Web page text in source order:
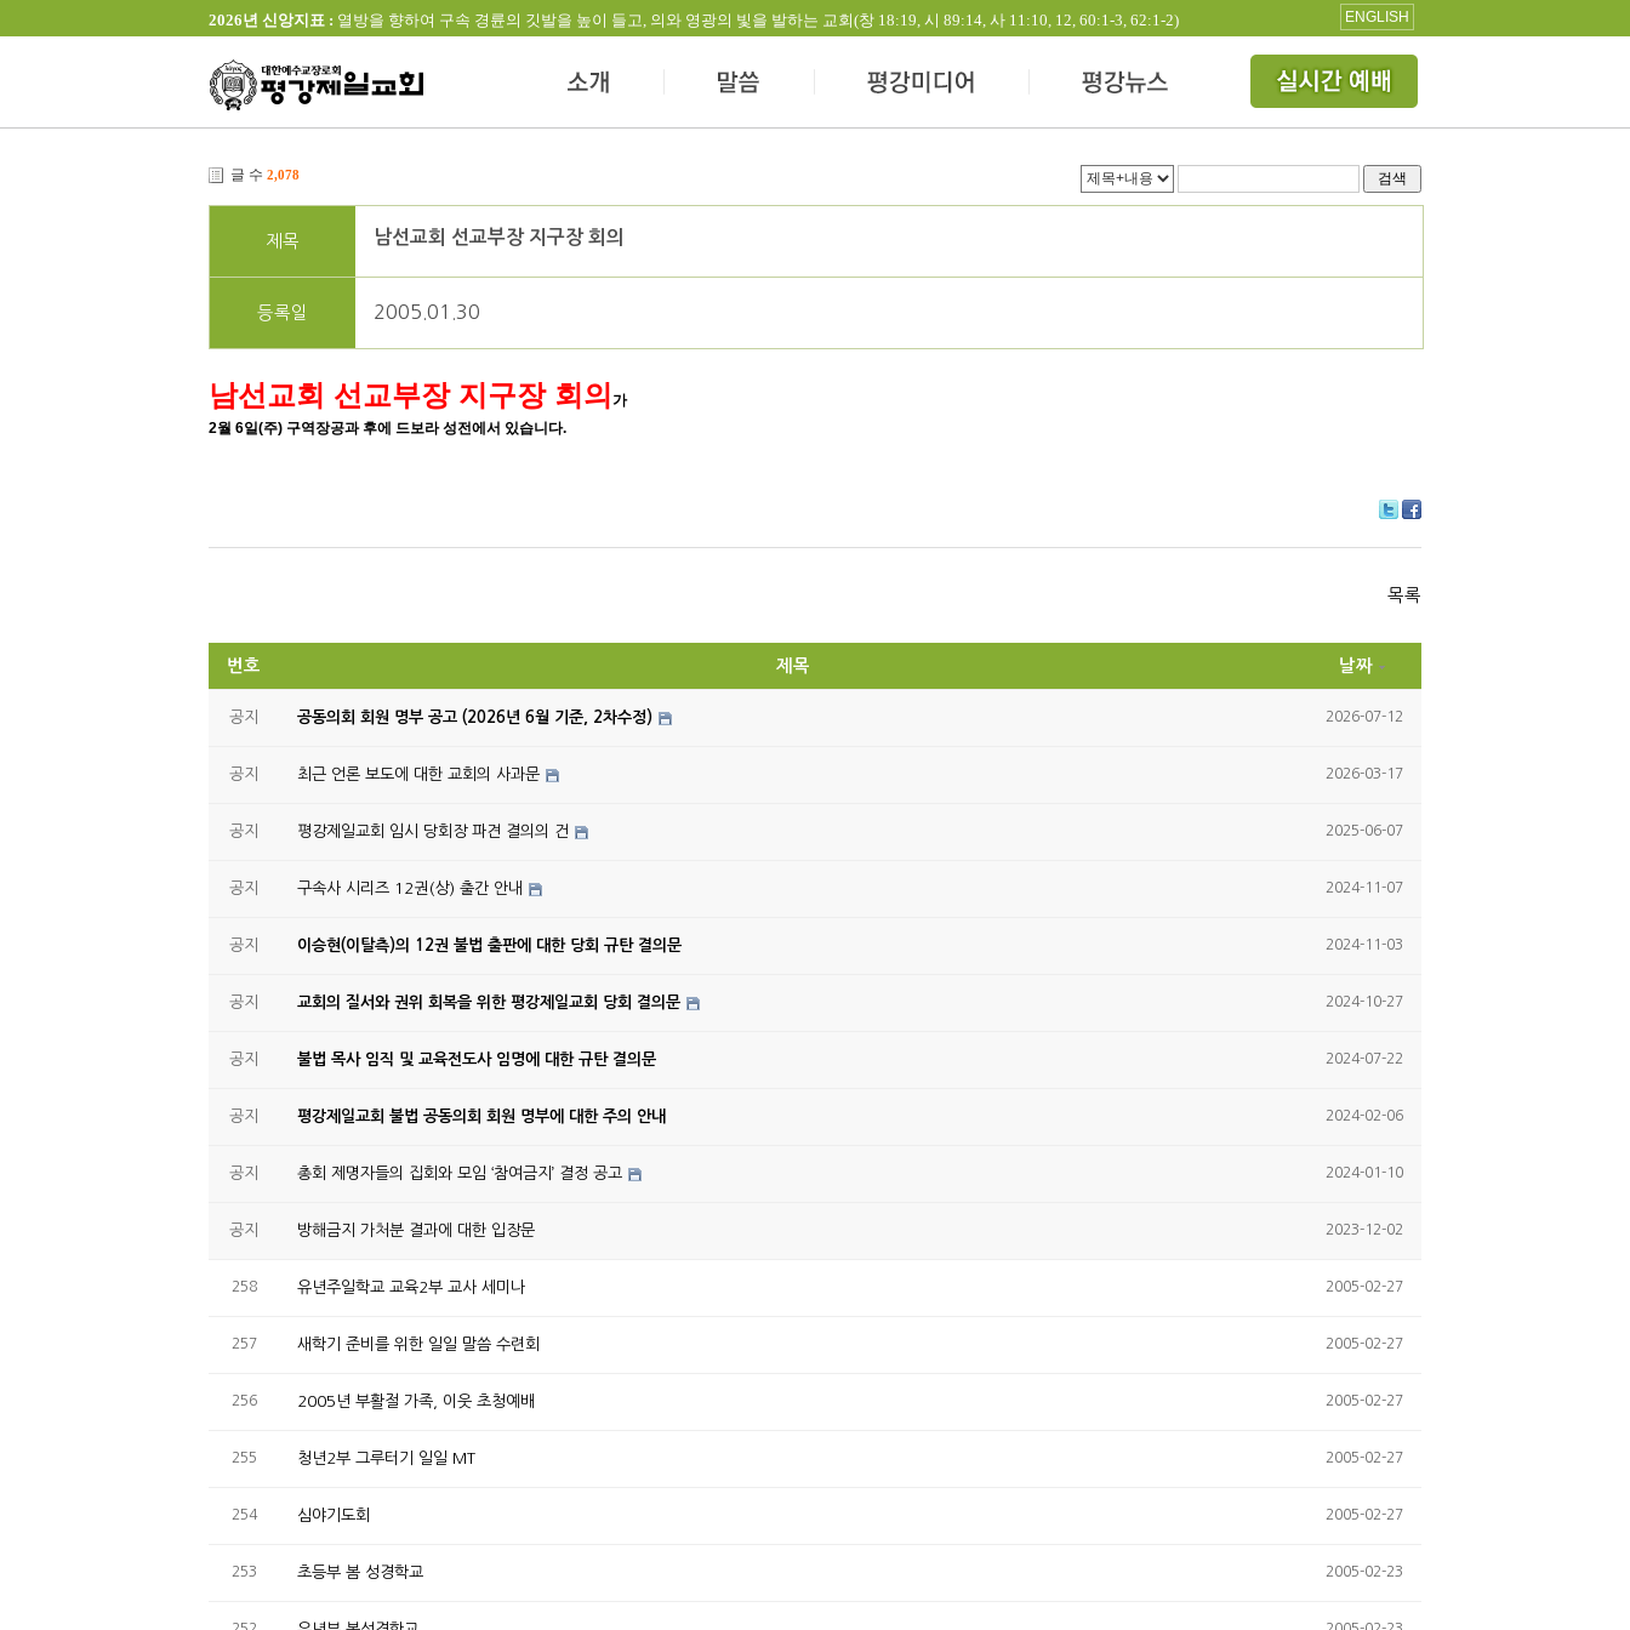
2026년 신앙지표 : 열방을 향하여 구속 경륜의 깃발을 높이 들고, 의와 영광의 빛을 발하는 교회(창 18:19, 시 89:14, 사 11:10, 12, 60:1-3, 62:1-2) ENGLISH
글 수 2,078 검색
제목 남선교회 선교부장 지구장 회의
등록일 2005.01.30
남선교회 선교부장 지구장 회의 가
2월 6일(주) 구역장공과 후에 드보라 성전에서 있습니다.
itte ce
ok
목록
번호 제목 날짜
공지 공동의회 회원 명부 공고 (2026년 6월 기준, 2차수정) 2026-07-12
공지 최근 언론 보도에 대한 교회의 사과문 2026-03-17
공지 평강제일교회 임시 당회장 파견 결의의 건 2025-06-07
공지 구속사 시리즈 12권(상) 출간 안내 2024-11-07
공지 이승현(이탈측)의 12권 불법 출판에 대한 당회 규탄 결의문 2024-11-03
공지 교회의 질서와 권위 회복을 위한 평강제일교회 당회 결의문 2024-10-27
공지 불법 목사 임직 및 교육전도사 임명에 대한 규탄 결의문 2024-07-22
공지 평강제일교회 불법 공동의회 회원 명부에 대한 주의 안내 2024-02-06
공지 총회 제명자들의 집회와 모임 ‘참여금지’ 결정 공고 2024-01-10
공지 방해금지 가처분 결과에 대한 입장문 2023-12-02
258 유년주일학교 교육2부 교사 세미나 2005-02-27
257 새학기 준비를 위한 일일 말씀 수련회 2005-02-27
256 2005년 부활절 가족, 이웃 초청예배 2005-02-27
255 청년2부 그루터기 일일 MT 2005-02-27
254 심야기도회 2005-02-27
253 초등부 봄 성경학교 2005-02-23